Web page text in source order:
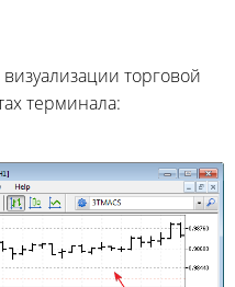
торговой
терминала: